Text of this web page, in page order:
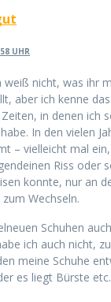
UHR
weiß nicht, was ihr
aber ich kenne
in denen ich
In den vielen
– vielleicht mal
Riss oder
konnte, nur an
Wechseln.
Schuhen
ich auch nicht,
meine Schuhe
es liegt Bürste